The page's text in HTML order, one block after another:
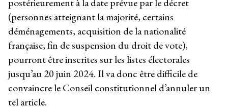
(personnes atteignant la majorité, certains
déménagements, acquisition de la nationalité
française, fin de suspension du droit de vote),
pourront être inscrites sur les listes électorales
jusqu’au 20 juin 2024. Il va donc être difficile de
convaincre le Conseil constitutionnel d’annuler un
tel article.